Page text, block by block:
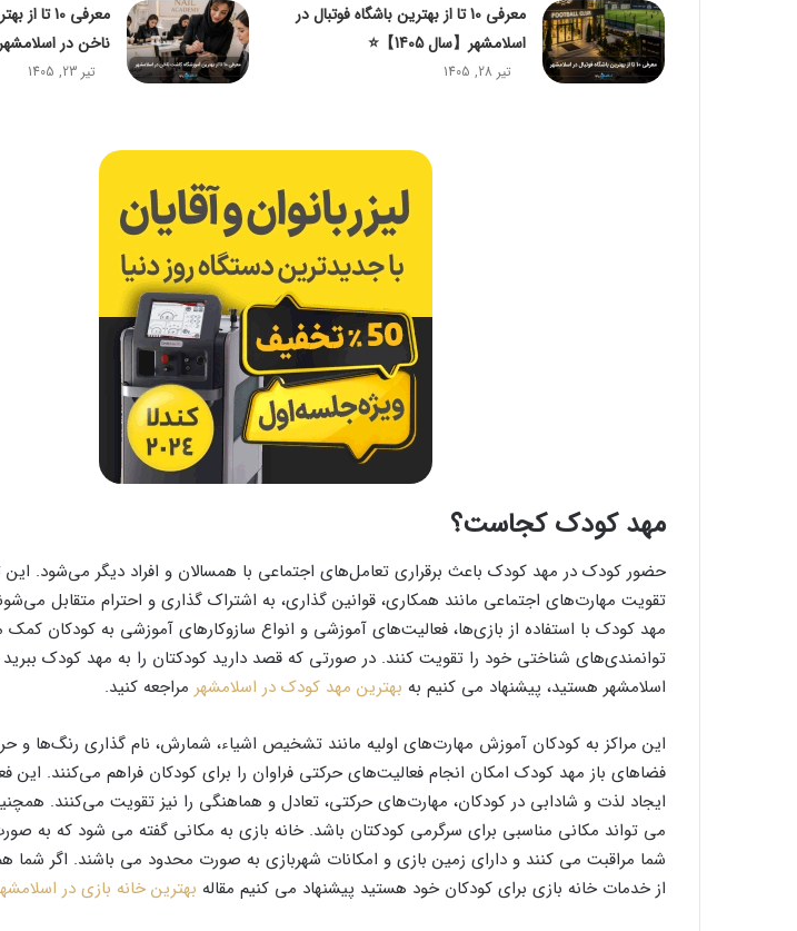
معرفی 10 تا از بهترین باشگاه فوتبال در
اسلامشهر【سال 1405】⭐️
تیر 28, 1405
معرفی 10
ناخن در اسلامشهر❤️
تیر 23, 1405
مهد کودک کجاست؟
حضور کودک در مهد کودک باعث برقراری تعامل‌های اجتماعی با همسالان و افراد دیگر می‌شود. این
تقویت مهارت‌های اجتماعی مانند همکاری، قوانین گذاری، به اشتراک گذاری و احترام متقابل
مهد کودک با استفاده از بازی‌ها، فعالیت‌های آموزشی و انواع سازوکارهای آموزشی به کودکان کمک
توانمندی‌های شناختی خود را تقویت کنند. در صورتی که قصد دارید کودکتان را به مهد کودک
اسلامشهر هستید، پیشنهاد می کنیم به بهترین مهد کودک در اسلامشهر مراجعه کنید.
این مراکز به کودکان آموزش مهارت‌های اولیه مانند تشخیص اشیاء، شمارش، نام گذاری رنگ‌ها و
فضاهای باز مهد کودک امکان انجام فعالیت‌های حرکتی فراوان را برای کودکان فراهم می‌کنند. این
ایجاد لذت و شادابی در کودکان، مهارت‌های حرکتی، تعادل و هماهنگی را نیز تقویت می‌کنند.
می تواند مکانی مناسبی برای سرگرمی کودکتان باشد. خانه بازی به مکانی گفته می شود که به
شما مراقبت می کنند و دارای زمین بازی و امکانات شهربازی به صورت محدود می باشند. اگر شما
از خدمات خانه بازی برای کودکان خود هستید پیشنهاد می کنیم مقاله بهترین خانه بازی در